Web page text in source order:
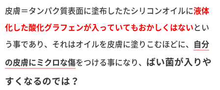
皮膚＝タンパク質表面に塗布したたシリコンオイルに液体
化した酸化グラフェンが入っていてもおかしくはないとい
う事であり、それはオイルを皮膚に塗りこむほどに、 自分
の皮膚にミクロな傷をつける事になり、 ばい菌が入りや
すくなるのでは？